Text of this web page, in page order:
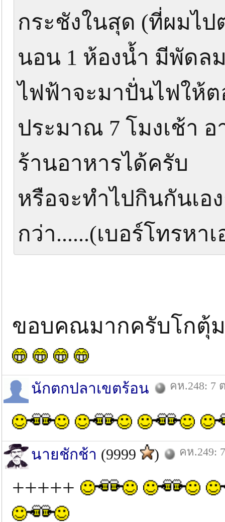
กระชังในสุด (ที่ผมไป
นอน 1 ห้องน้ำ มีพัดล
ไฟฟ้าจะมาปั่นไฟให้
ประมาณ 7 โมงเช้า
ร้านอาหารได้ครับ
หรือจะทำไปกินกันเอ
กว่า......(เบอร์โทรหา
ขอบคณมากครับโกตุ้ม
นักตกปลาเขตร้อน คห.248: 7
นายชักช้า (9999 ) คห.249:
+++++